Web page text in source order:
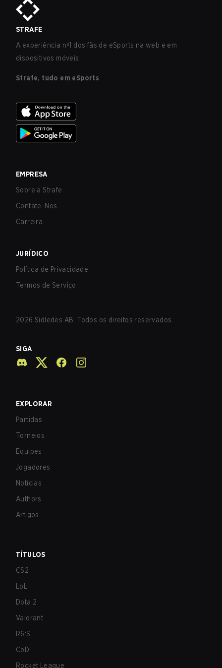
STRAFE
A experiência nº1 dos fãs de eSports na web e em
dispositivos móveis.
Strafe, tudo em eSports
EMPRESA
Sobre a Strafe
Contate-Nos
Carreira
JURÍDICO
Política de Privacidade
Termos de Serviço
2026 Sidledes AB. Todos os direitos reservados.
SIGA
EXPLORAR
Partidas
Torneios
Equipes
Jogadores
Notícias
Authors
Artigos
TÍTULOS
CS2
LoL
Dota 2
Valorant
R6:S
CoD
Rocket League